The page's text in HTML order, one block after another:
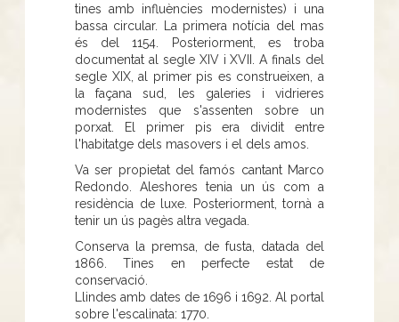
tines amb influències modernistes) i una
bassa circular. La primera notícia del mas
és del 1154. Posteriorment, es troba
documentat al segle XIV i XVII. A finals del
segle XIX, al primer pis es construeixen, a
la façana sud, les galeries i vidrieres
modernistes que s'assenten sobre un
porxat. El primer pis era dividit entre
l'habitatge dels masovers i el dels amos.
Va ser propietat del famós cantant Marco
Redondo. Aleshores tenia un ús com a
residència de luxe. Posteriorment, tornà a
tenir un ús pagès altra vegada.
Conserva la premsa, de fusta, datada del
1866. Tines en perfecte estat de
conservació.
Llindes amb dates de 1696 i 1692. Al portal
sobre l'escalinata: 1770.